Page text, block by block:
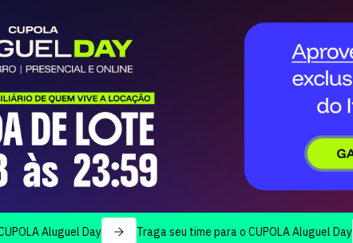
Aluguel Day Traga seu time para o CUPOLA Aluguel Day